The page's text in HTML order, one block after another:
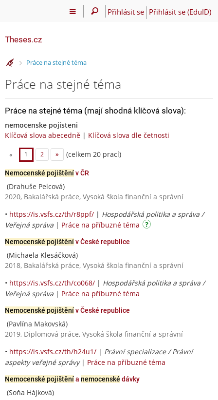
Přihlásit se Přihlásit se (EduID)
Theses.cz
>Práce na stejné téma
Práce na stejné téma
Práce na stejné téma (mají shodná klíčová slova):
nemocenske pojisteni
Klíčová slova abecedně | Klíčová slova dle četnosti
« 1 2 » (celkem 20 prací)
Nemocenské pojištěnív ČR
(Drahuše Pelcová)
2020, Bakalářská práce, Vysoká škola finanční a správní
• https://is.vsfs.cz/th/r8ppf/ | Hospodářská politika a správa /
Veřejná správa | Práce na příbuzné téma
Nemocenské pojištěnív České republice
(Michaela Klesáčková)
2018, Bakalářská práce, Vysoká škola finanční a správní
• https://is.vsfs.cz/th/co068/ | Hospodářská politika a správa /
Veřejná správa | Práce na příbuzné téma
Nemocenské pojištěnív České republice
(Pavlína Makovská)
2019, Diplomová práce, Vysoká škola finanční a správní
• https://is.vsfs.cz/th/h24u1/ | Právní specializace / Právní
aspekty veřejné správy| Práce na příbuzné téma
Nemocenské pojištěnía nemocenské dávky
(Soňa Hájková)